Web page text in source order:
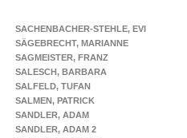
SACHENBACHER-STEHLE, EVI
SÄGEBRECHT, MARIANNE
SAGMEISTER, FRANZ
SALESCH, BARBARA
SALFELD, TUFAN
SALMEN, PATRICK
SANDLER, ADAM
SANDLER, ADAM 2